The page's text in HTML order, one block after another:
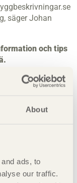
About
ads, to
our traffic.
säger Johan
och tips
här.